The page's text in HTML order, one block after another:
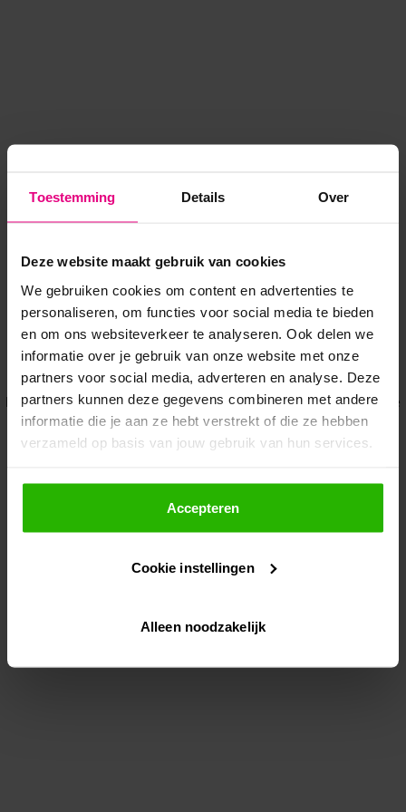
Toestemming Details Over
Deze website maakt gebruik van cookies
We gebruiken cookies om content en advertenties te
personaliseren, om functies voor social media te bieden
en om ons websiteverkeer te analyseren. Ook delen we
informatie over je gebruik van onze website met onze
partners voor social media, adverteren en analyse. Deze
partners kunnen deze gegevens combineren met andere
informatie die je aan ze hebt verstrekt of die ze hebben
verzameld op basis van jouw gebruik van hun services.
Als je op "Accepteer" klikt, dan geef je Voordeeluitjes.nl
toestemming om cookies voor social media en
gepersonaliseerde advertenties te plaatsen.
Lees hier meer over in onsprivacybeleid
Via "Cookie instellingen" kun je ook zelf instellen welke
Accepteren
Cookie instellingen
Alleen noodzakelijk
Application error: a client-side exception has occurred while
loadingwww.voordeeluitjes.nl (see the browser console for more
information).